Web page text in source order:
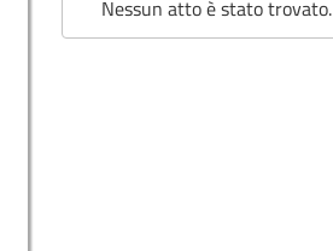
Nessun atto è stato trovato.